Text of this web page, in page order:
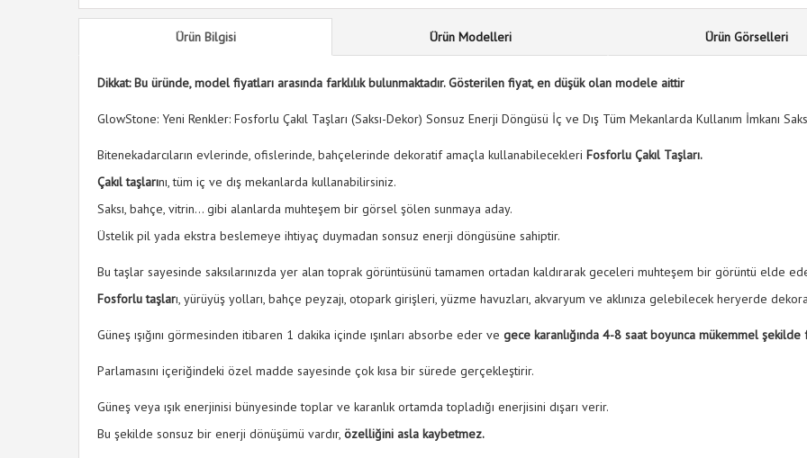
Ürün Bilgisi Ürün Modelleri Ürün Görselleri
Dikkat: Bu üründe, model fiyatları arasında farklılık bulunmaktadır. Gösterilen fiyat, en düşük olan modele aittir
GlowStone: Yeni Renkler: Fosforlu Çakıl Taşları (Saksı-Dekor) Sonsuz Enerji Döngüsü İç ve Dış Tüm Mekanlarda Kullanım İmkanı
Bitenekadarcıların evlerinde, ofislerinde, bahçelerinde dekoratif amaçla kullanabilecekleri Fosforlu Çakıl Taşları.
Çakıl taşlarını, tüm iç ve dış mekanlarda kullanabilirsiniz.
Saksı, bahçe, vitrin... gibi alanlarda muhteşem bir görsel şölen sunmaya aday.
Üstelik pil yada ekstra beslemeye ihtiyaç duymadan sonsuz enerji döngüsüne sahiptir.
Bu taşlar sayesinde saksılarınızda yer alan toprak görüntüsünü tamamen ortadan kaldırarak geceleri muhteşem bir görüntü elde
Fosforlu taşları, yürüyüş yolları, bahçe peyzajı, otopark girişleri, yüzme havuzları, akvaryum ve aklınıza gelebilecek heryerde
Güneş ışığını görmesinden itibaren 1 dakika içinde ışınları absorbe eder ve gece karanlığında 4-8 saat boyunca mükemmel şekilde
Parlamasını içeriğindeki özel madde sayesinde çok kısa bir sürede gerçekleştirir.
Güneş veya ışık enerjinisi bünyesinde toplar ve karanlık ortamda topladığı enerjisini dışarı verir.
Bu şekilde sonsuz bir enerji dönüşümü vardır, özelliğini asla kaybetmez.